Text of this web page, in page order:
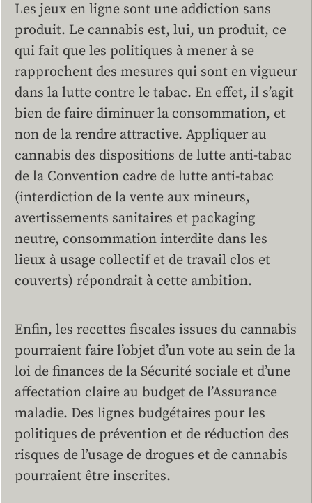
Les jeux en ligne sont une addiction sans
produit. Le cannabis est, lui, un produit, ce
qui fait que les politiques à mener à se
rapprochent des mesures qui sont en vigueur
dans la lutte contre le tabac. En effet, il s’agit
bien de faire diminuer la consommation, et
non de la rendre attractive. Appliquer au
cannabis des dispositions de lutte anti-tabac
de la Convention cadre de lutte anti-tabac
(interdiction de la vente aux mineurs,
avertissements sanitaires et packaging
neutre, consommation interdite dans les
lieux à usage collectif et de travail clos et
couverts) répondrait à cette ambition.
Enfin, les recettes fiscales issues du cannabis
pourraient faire l’objet d’un vote au sein de la
loi de finances de la Sécurité sociale et d’une
affectation claire au budget de l’Assurance
maladie. Des lignes budgétaires pour les
politiques de prévention et de réduction des
risques de l’usage de drogues et de cannabis
pourraient être inscrites.